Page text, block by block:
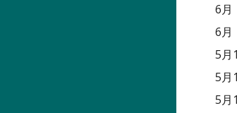
6
6
5月
5月
5月